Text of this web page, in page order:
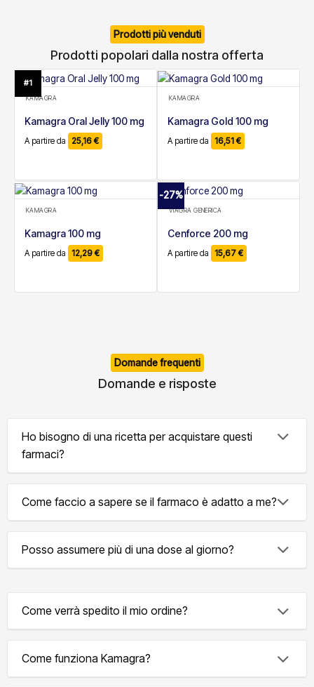
Prodotti più venduti
Prodotti popolari dalla nostra offerta
#1
KAMAGRA
Kamagra Oral Jelly 100 mg
A partire da 25,16€
KAMAGRA
Kamagra Gold 100 mg
A partire da 16,51€
KAMAGRA
Kamagra 100 mg
A partire da 12,29€
-27%
VIAGRA GENERICA
Cenforce 200 mg
A partire da 15,67€
Domande frequenti
Domande e risposte
Ho bisogno di una ricetta per acquistare questi
farmaci?
Come faccio a sapere se il farmaco è adatto a me?
Posso assumere più di una dose al giorno?
Come verrà spedito il mio ordine?
Come funziona Kamagra?